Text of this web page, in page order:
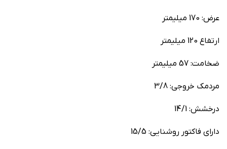
عرض: 170 ميليمتر
ارتفاع 120 ميليمتر
ضخامت: 57 ميليمتر
مردمک خروجي: 3/8
درخشش: 14/1
دارای فاکتور روشنايي: 15/5